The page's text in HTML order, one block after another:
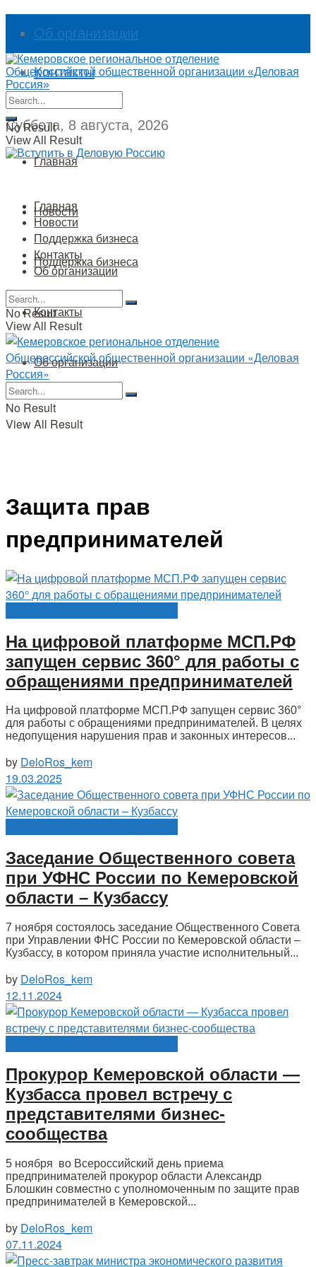
Об организации
Контакты
Суббота, 8 августа, 2026
No Result
View All Result
Главная
Новости
Поддержка бизнеса
Контакты
Об организации
Главная
Новости
Поддержка бизнеса
Контакты
Об организации
No Result
View All Result
No Result
View All Result
Защита прав
предпринимателей
На цифровой платформе МСП.РФ
запущен сервис 360° для работы с
обращениями предпринимателей
На цифровой платформе МСП.РФ запущен сервис 360°
для работы с обращениями предпринимателей. В целях
недопущения нарушения прав и законных интересов...
by DeloRos_kem
19.03.2025
Заседание Общественного совета
при УФНС России по Кемеровской
области – Кузбассу
7 ноября состоялось заседание Общественного Совета
при Управлении ФНС России по Кемеровской области –
Кузбассу, в котором приняла участие исполнительный...
by DeloRos_kem
12.11.2024
Прокурор Кемеровской области —
Кузбасса провел встречу с
представителями бизнес-
сообщества
5 ноября во Всероссийский день приема
предпринимателей прокурор области Александр
Блошкин совместно с уполномоченным по защите прав
предпринимателей в Кемеровской...
by DeloRos_kem
07.11.2024